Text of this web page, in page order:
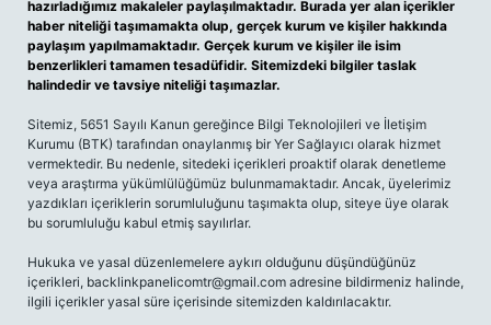
hazırladığımız makaleler paylaşılmaktadır. Burada yer alan içerikler
haber niteliği taşımamakta olup, gerçek kurum ve kişiler hakkında
paylaşım yapılmamaktadır. Gerçek kurum ve kişiler ile isim
benzerlikleri tamamen tesadüfidir. Sitemizdeki bilgiler taslak
halindedir ve tavsiye niteliği taşımazlar.
Sitemiz, 5651 Sayılı Kanun gereğince Bilgi Teknolojileri ve İletişim
Kurumu (BTK) tarafından onaylanmış bir Yer Sağlayıcı olarak hizmet
vermektedir. Bu nedenle, sitedeki içerikleri proaktif olarak denetleme
veya araştırma yükümlülüğümüz bulunmamaktadır. Ancak, üyelerimiz
yazdıkları içeriklerin sorumluluğunu taşımakta olup, siteye üye olarak
bu sorumluluğu kabul etmiş sayılırlar.
Hukuka ve yasal düzenlemelere aykırı olduğunu düşündüğünüz
içerikleri, backlinkpanelicomtr@gmail.com adresine bildirmeniz halinde,
ilgili içerikler yasal süre içerisinde sitemizden kaldırılacaktır.